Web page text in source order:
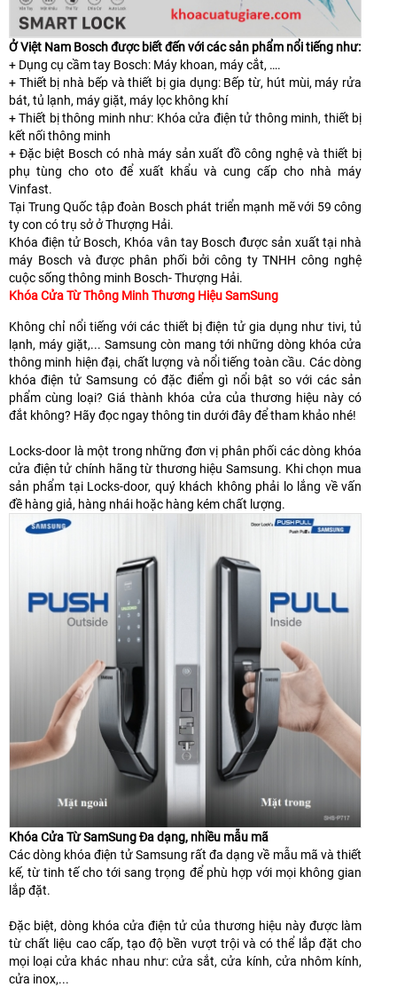
Ở Việt Nam Bosch được biết đến với các sản phẩm nổi tiếng như:
+ Dụng cụ cầm tay Bosch: Máy khoan, máy cắt, ….
+ Thiết bị nhà bếp và thiết bị gia dụng: Bếp từ, hút mùi, máy rửa
bát, tủ lạnh, máy giặt, máy lọc không khí
+ Thiết bị thông minh như: Khóa cửa điện tử thông minh, thiết bị
kết nối thông minh
+ Đặc biệt Bosch có nhà máy sản xuất đồ công nghệ và thiết bị
phụ tùng cho oto để xuất khẩu và cung cấp cho nhà máy
Vinfast.
Tại Trung Quốc tập đoàn Bosch phát triển mạnh mẽ với 59 công
ty con có trụ sở ở Thượng Hải.
Khóa điện tử Bosch, Khóa vân tay Bosch được sản xuất tại nhà
máy Bosch và được phân phối bởi công ty TNHH công nghệ
cuộc sống thông minh Bosch- Thượng Hải.
Khóa Cửa Từ Thông Minh Thương Hiệu SamSung
Không chỉ nổi tiếng với các thiết bị điện tử gia dụng như tivi, tủ
lạnh, máy giặt,... Samsung còn mang tới những dòng khóa cửa
thông minh hiện đại, chất lượng và nổi tiếng toàn cầu. Các dòng
khóa điện tử Samsung có đặc điểm gì nổi bật so với các sản
phẩm cùng loại? Giá thành khóa cửa của thương hiệu này có
đắt không? Hãy đọc ngay thông tin dưới đây để tham khảo nhé!
Locks-door là một trong những đơn vị phân phối các dòng khóa
cửa điện tử chính hãng từ thương hiệu Samsung. Khi chọn mua
sản phẩm tại Locks-door, quý khách không phải lo lắng về vấn
đề hàng giả, hàng nhái hoặc hàng kém chất lượng.
Khóa Cửa Từ SamSung Đa dạng, nhiều mẫu mã
Các dòng khóa điện tử Samsung rất đa dạng về mẫu mã và thiết
kế, từ tinh tế cho tới sang trọng để phù hợp với mọi không gian
lắp đặt.
Đặc biệt, dòng khóa cửa điện tử của thương hiệu này được làm
từ chất liệu cao cấp, tạo độ bền vượt trội và có thể lắp đặt cho
mọi loại cửa khác nhau như: cửa sắt, cửa kính, cửa nhôm kính,
cửa inox,...